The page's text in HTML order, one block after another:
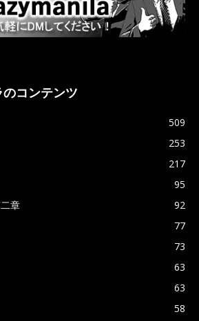
コンテンツ
509
253
217
95
章
92
77
73
63
63
58